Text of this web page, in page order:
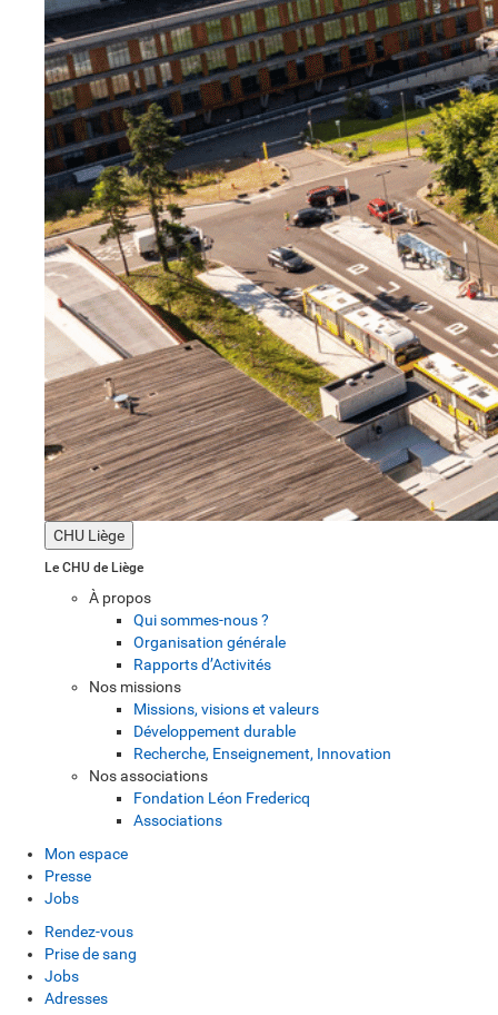
CHU Liège
Le CHU de Liège
À propos
Qui sommes-nous ?
Organisation générale
Rapports d’Activités
Nos missions
Missions, visions et valeurs
Développement durable
Recherche, Enseignement, Innovation
Nos associations
Fondation Léon Fredericq
Associations
Mon espace
Presse
Jobs
Rendez-vous
Prise de sang
Jobs
Adresses